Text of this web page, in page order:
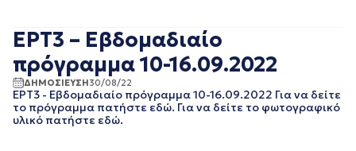
ΙΑΝΟΥΑΡΙΟΣ 2017
ΔΕΚΕΜΒΡΙΟΣ 2016
ΝΟΕΜΒΡΙΟΣ 2016
ΟΚΤΩΒΡΙΟΣ 2016
ΣΕΠΤΕΜΒΡΙΟΣ 2016
ΕΡΤ3 – Εβδομαδιαίο
πρόγραμμα 10-16.09.2022
ΔΗΜΟΣΙΕΥΣΗ30/08/22
ΕΡΤ3 - Εβδομαδιαίο πρόγραμμα 10-16.09.2022 Για να δείτε
το πρόγραμμα πατήστε εδώ. Για να δείτε το φωτογραφικό
υλικό πατήστε εδώ.